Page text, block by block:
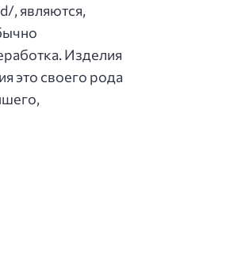
, являются,
Изделия
это своего рода